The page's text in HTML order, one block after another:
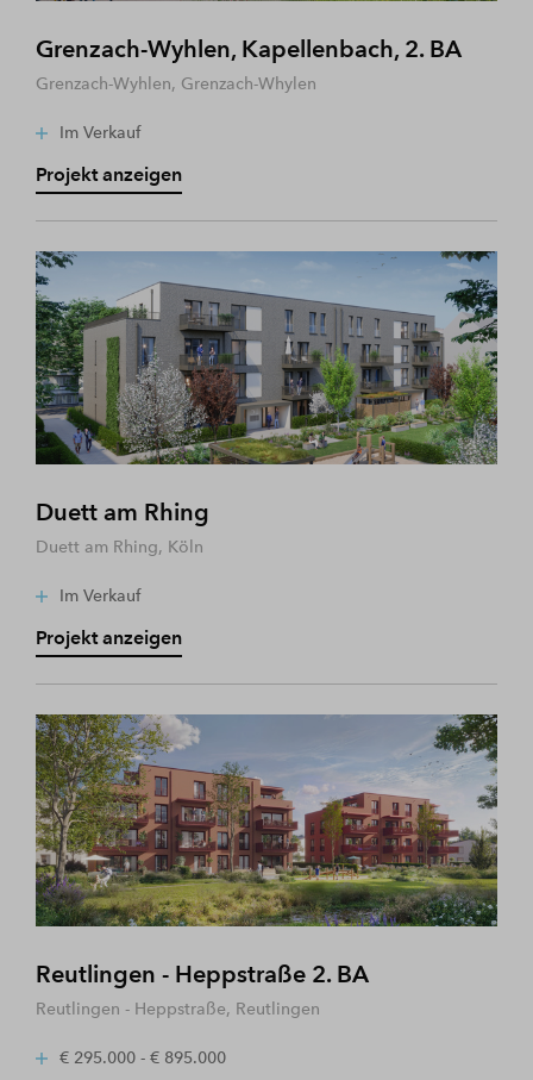
Grenzach-Wyhlen, Kapellenbach, 2. BA
Grenzach-Wyhlen, Grenzach-Whylen
Im Verkauf
Projekt anzeigen
Duett am Rhing
Duett am Rhing, Köln
Im Verkauf
Projekt anzeigen
Reutlingen - Heppstraße 2. BA
Reutlingen - Heppstraße, Reutlingen
€ 295.000 - € 895.000